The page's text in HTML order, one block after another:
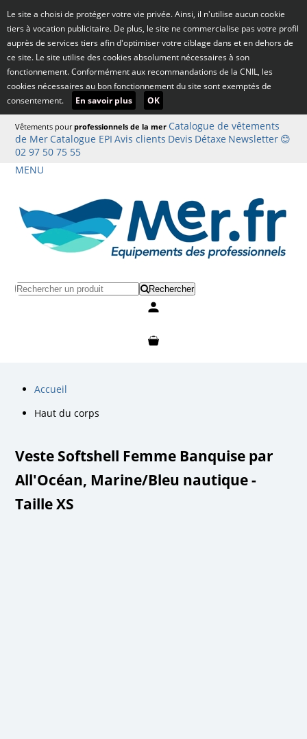
Le site a choisi de protéger votre vie privée. Ainsi, il n'utilise aucun cookie
tiers à vocation publicitaire. De plus, le site ne commercialise pas votre profil
auprès de services tiers afin d'optimiser votre ciblage dans et en dehors de
ce site. Le site utilise des cookies absolument nécessaires à son
fonctionnement. Conformément aux recommandations de la CNIL, les
cookies nécessaires au bon fonctionnement du site sont exemptés de
consentement.
En savoir plus OK
Vêtements pourprofessionnels de la mer Catalogue de vêtements
de Mer Catalogue EPI Avis clients Devis Détaxe Newsletter 😊
02 97 50 75 55
MENU
Rechercher
Accueil
Haut du corps
Veste Softshell Femme Banquise par
All'Océan, Marine/Bleu nautique -
Taille XS